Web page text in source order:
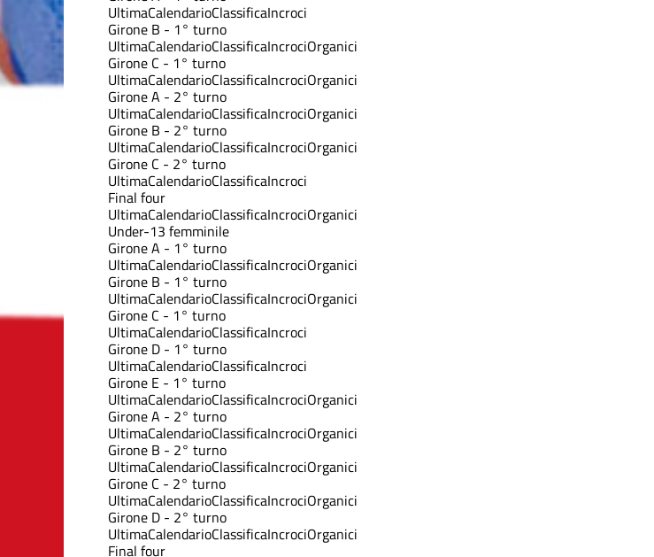
UltimaCalendarioClassificaIncroci
Girone B - 1° turno
UltimaCalendarioClassificaIncrociOrganici
Girone C - 1° turno
UltimaCalendarioClassificaIncrociOrganici
Girone A - 2° turno
UltimaCalendarioClassificaIncrociOrganici
Girone B - 2° turno
UltimaCalendarioClassificaIncrociOrganici
Girone C - 2° turno
UltimaCalendarioClassificaIncroci
Final four
UltimaCalendarioClassificaIncrociOrganici
Under-13 femminile
Girone A - 1° turno
UltimaCalendarioClassificaIncrociOrganici
Girone B - 1° turno
UltimaCalendarioClassificaIncrociOrganici
Girone C - 1° turno
UltimaCalendarioClassificaIncroci
Girone D - 1° turno
UltimaCalendarioClassificaIncroci
Girone E - 1° turno
UltimaCalendarioClassificaIncrociOrganici
Girone A - 2° turno
UltimaCalendarioClassificaIncrociOrganici
Girone B - 2° turno
UltimaCalendarioClassificaIncrociOrganici
Girone C - 2° turno
UltimaCalendarioClassificaIncrociOrganici
Girone D - 2° turno
UltimaCalendarioClassificaIncrociOrganici
Final four